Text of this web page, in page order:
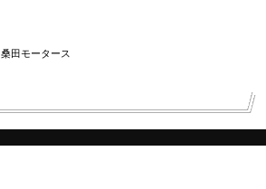
桑田モータース